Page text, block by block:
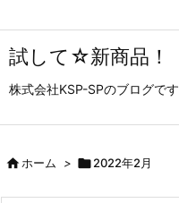
試して☆新商品！
株式会社KSP-SPのブログです
ホーム > 2022年2月